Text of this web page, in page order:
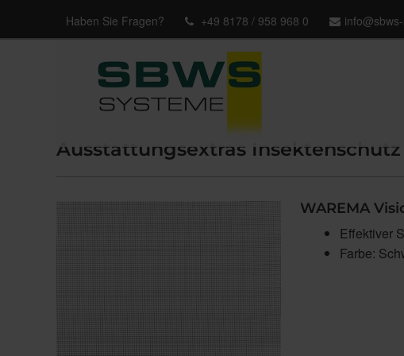
Haben Sie Fragen? +49 8178 / 958 968 0
Ausstattungsextras Insektenschutz
WAREMA
Effektiver
Farbe: